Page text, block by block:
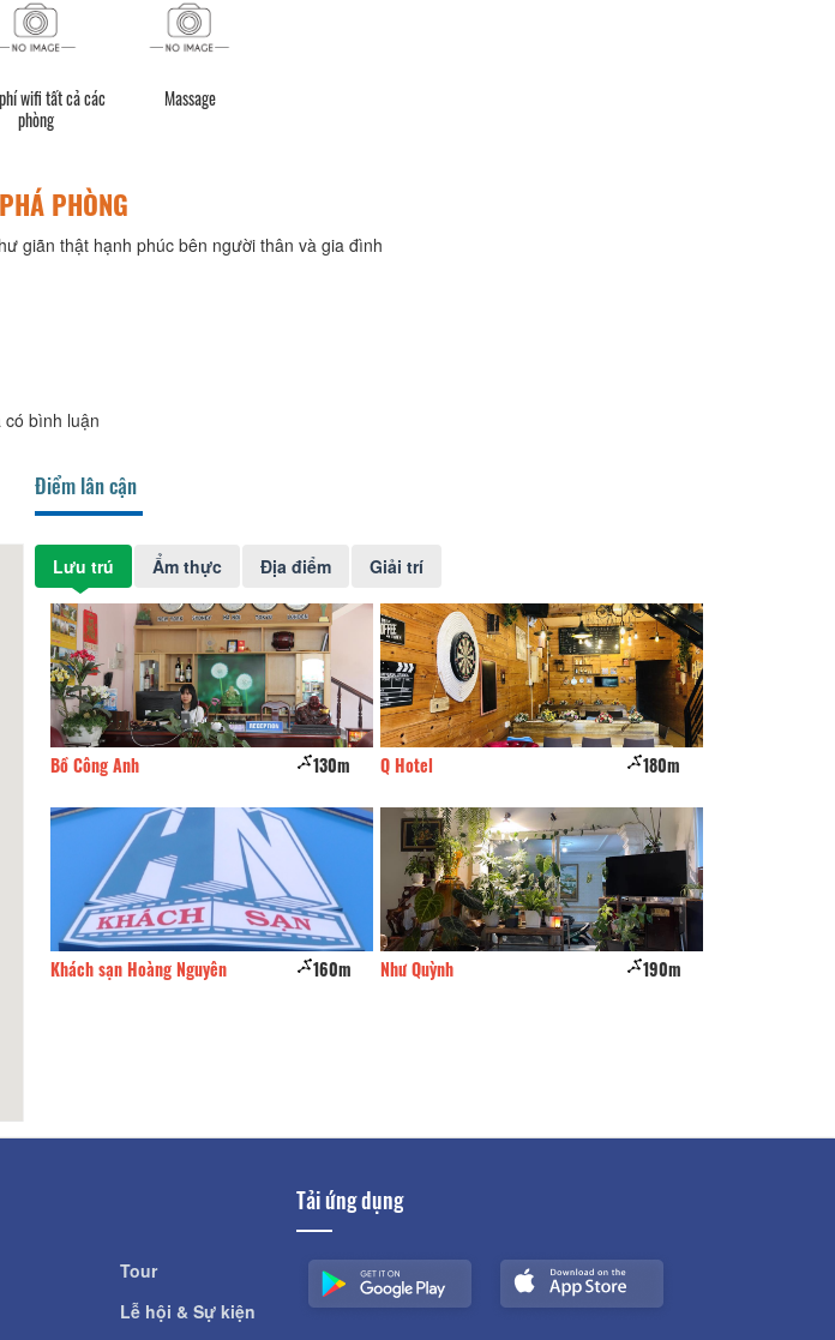
wifi tất cả các
phòng
Massage
PHÒNG
giãn thật hạnh phúc bên người thân và gia đình
có bình luận
Điểm lân cận
Lưu trú Ẩm thực Địa điểm Giải trí
Bồ Công Anh 130m
Khách sạn Hoàng Nguyên 160m
Q Hotel 180m
Như Quỳnh 190m
Tour
Lễ hội & Sự kiện
Tải ứng dụng